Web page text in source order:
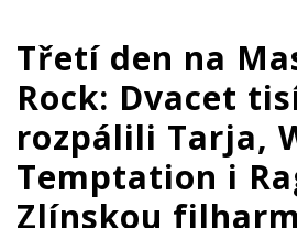
Třetí den na
Rock: Dvacet
rozpálili Tarja,
Temptation i
Zlínskou